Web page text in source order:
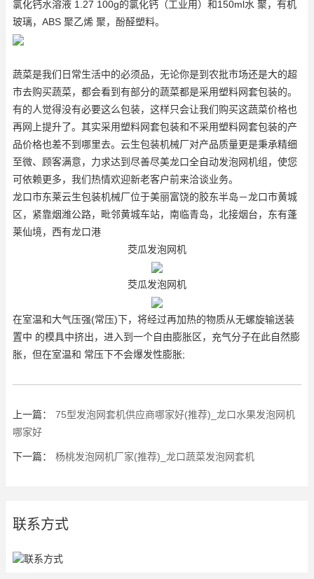
氯化钙水溶液 1.27 100g的氯化钙（工业用）和150ml水 聚，有机
玻璃，ABS 聚乙烯 聚，酚醛塑料。
蔬菜是我们日常生活中的必须品，无论你是到农批市场还是大的超
市去购买蔬菜，都会看到有部分的蔬菜都是采用塑料网套包装的。
有的人觉得没有必要这么包装，这样只会让我们购买这蔬菜价格也
再网上提升了。其实采用塑料网套包装和不采用塑料网套包装的产
品价格也差不到哪里去。云生包装机械厂对产品质量更是秉承精细
至微、顾客满意，力求达到尽善尽美龙口全自动发泡网机组 ，使您
可依赖更多，我们热情欢迎新老客户前来洽谈业务。
龙口市东莱云生包装机械厂位于美丽富饶的胶东半岛－龙口市黄城
区，紧靠烟潍公路，毗邻黄城车站，南临青岛，北接烟台，东有蓬
莱仙境，西有龙口港
茭瓜发泡网机
茭瓜发泡网机
在室温和大气压强(常压)下，将经过再加热的物质从无螺旋输送装
置中 的模具中挤出，进入到一个自由膨胀区，充气分子在此自然膨
胀，但在室温和 常压下不会爆发性膨胀;
上一篇：
75型发泡网套机供应商哪家好(推荐)_龙口水果发泡网机
哪家好
下一篇： 杨桃发泡网机厂家(推荐)_龙口蔬菜发泡网套机
联系方式